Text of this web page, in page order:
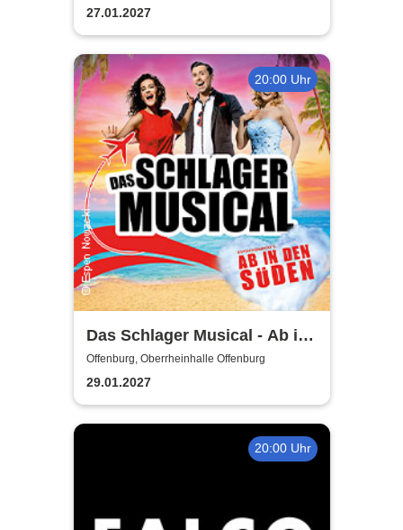
aller Zeiten
27.01.2027
20:00 Uhr
Das Schlager Musical - Ab in
den Süden 2026/2027
Offenburg, Oberrheinhalle Offenburg
29.01.2027
20:00 Uhr